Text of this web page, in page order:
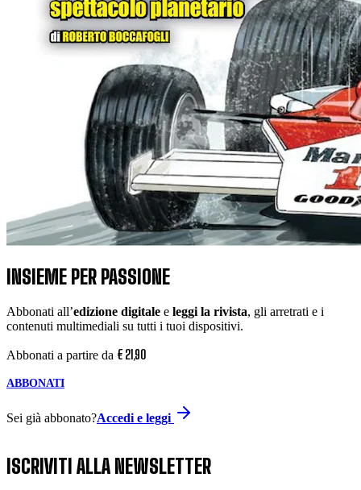
INSIEME PER PASSIONE
Abbonati all’edizione digitale e leggi la rivista, gli arretrati e i
contenuti multimediali su tutti i tuoi dispositivi.
Abbonati a partire da € 21,90
ABBONATI
Sei già abbonato?Accedi e leggi
ISCRIVITI ALLA NEWSLETTER